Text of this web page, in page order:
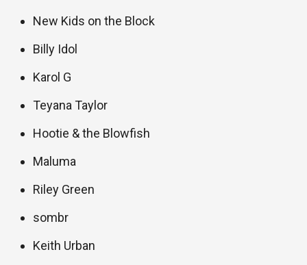
New Kids on the Block
Billy Idol
Karol G
Teyana Taylor
Hootie & the Blowfish
Maluma
Riley Green
sombr
Keith Urban